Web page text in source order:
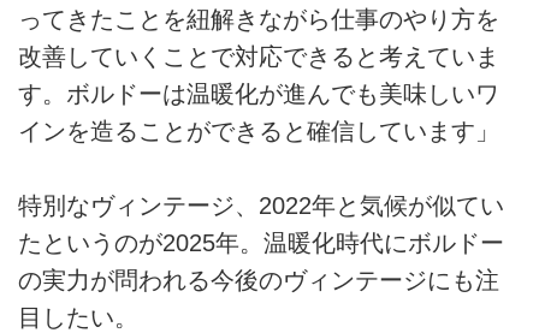
ってきたことを紐解きながら仕事のやり方を
改善していくことで対応できると考えていま
す。ボルドーは温暖化が進んでも美味しいワ
インを造ることができると確信しています」
特別なヴィンテージ、2022年と気候が似てい
たというのが2025年。温暖化時代にボルドー
の実力が問われる今後のヴィンテージにも注
目したい。